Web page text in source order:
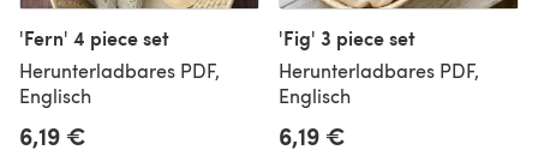
'Fern' 4 piece set
Herunterladbares PDF,
Englisch
6,19 €
'Fig' 3 piece set
Herunterladbares PDF,
Englisch
6,19 €